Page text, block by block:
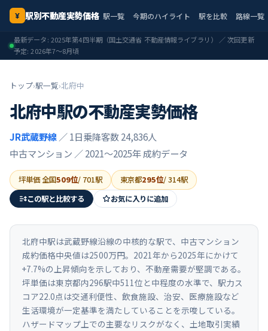
¥ 駅別不動産実勢価格 駅一覧 今期のハイライト 駅を比較 路線一覧
最新データ: 2025年第4四半期（国土交通省 不動産情報ライブラリ） ／ 次回更新
予定:2026年7〜8月頃
トップ›駅一覧›北府中
北府中駅の不動産実勢価格
JR武蔵野線 ／ 1日乗降客数 24,836人
中古マンション ／2021〜2025年成約データ
坪単価 全国509位/ 701駅 東京都295位/314駅
この駅と比較する
お気に入りに追加
北府中駅は武蔵野線沿線の中核的な駅で、中古マンション
成約価格中央値は2500万円。2021年から2025年にかけて
+7.7%の上昇傾向を示しており、不動産需要が堅調である。
坪単価は東京都内296駅中511位と中程度の水準で、駅力ス
コア22.0点は交通利便性、飲食施設、治安、医療施設など
生活環境が一定基準を満たしていることを示唆している。
ハザードマップ上での主要なリスクがなく、土地取引実績